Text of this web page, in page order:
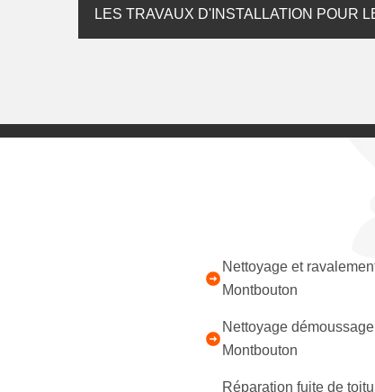
LES TRAVAUX D'INSTALLATION POUR
Nettoyage et
Montbouton
Nettoyage
Montbouton
Réparation fuite de